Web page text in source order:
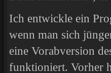
Ich entwickle ein
wenn man sich
eine Vorabversion
funktioniert. Vorher